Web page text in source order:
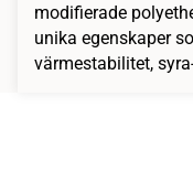
modifierade
unika egenskaper
värmestabilitet,